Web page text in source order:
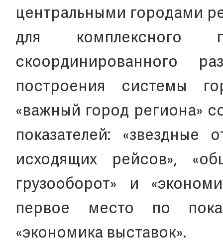
центральными городами
для комплексного
скоординированного
построения системы
«важный город региона»
показателей: «звездные
исходящих рейсов»,
грузооборот» и
первое место по
«экономика выставок».